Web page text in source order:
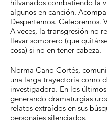
hilvanados combatiendo la
algunos en canción.
Despertemos. Celebremos.
A veces, la transgresión no
llevar sombrero (que
cosa) si no en tener cabeza.
Norma Cano Cortés,
una larga trayectoria como
investigadora. En los
generando dramaturgias
relatos extraídos en sus
personajes silenciados.